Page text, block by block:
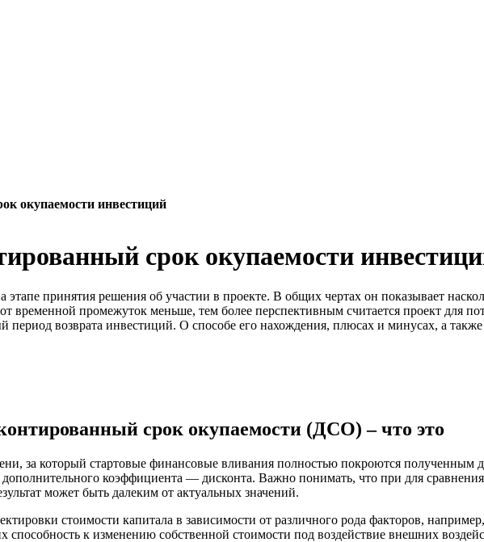
окупаемости инвестиций
срок окупаемости
принятия решения об участии в проекте. В общих чертах он показывает
временной промежуток меньше, тем более перспективным считается проект для
период возврата инвестиций. О способе его нахождения, плюсах и минусах, а
срок окупаемости (ДСО) – что это
за который стартовые финансовые вливания полностью покроются полученным
коэффициента — дисконта. Важно понимать, что при для
может быть далеким от актуальных значений.
стоимости капитала в зависимости от различного рода факторов,
к изменению собственной стоимости под воздействие внешних